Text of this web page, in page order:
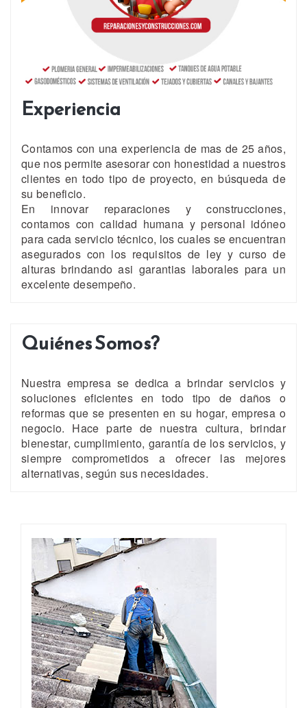
Experiencia
Contamos con una experiencia de mas de 25 años,
que nos permite asesorar con honestidad a nuestros
clientes en todo tipo de proyecto, en búsqueda de
su beneficio.
En innovar reparaciones y construcciones,
contamos con calidad humana y personal idóneo
para cada servicio técnico, los cuales se encuentran
asegurados con los requisitos de ley y curso de
alturas brindando asi garantias laborales para un
excelente desempeño.
Quiénes Somos?
Nuestra empresa se dedica a brindar servicios y
soluciones eficientes en todo tipo de daños o
reformas que se presenten en su hogar, empresa o
negocio. Hace parte de nuestra cultura, brindar
bienestar, cumplimiento, garantía de los servicios, y
siempre comprometidos a ofrecer las mejores
alternativas, según sus necesidades.